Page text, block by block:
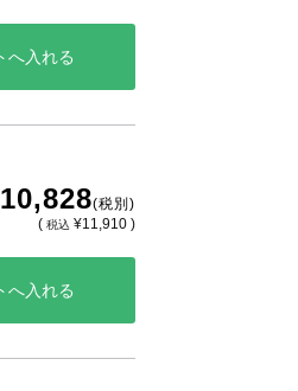
(税別)
( 税込 ¥11,910 )